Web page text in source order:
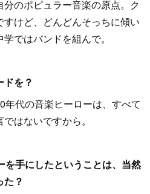
のポピュラー音楽の原点。ク
けど、どんどんそっちに傾い
ではバンドを組んで。
ドを？
年代の音楽ヒーローは、すべて
はないですから。
を手にしたということは、当然
た？